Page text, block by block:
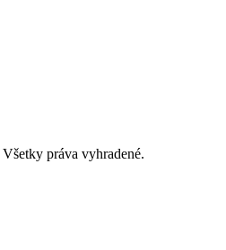
práva vyhradené.